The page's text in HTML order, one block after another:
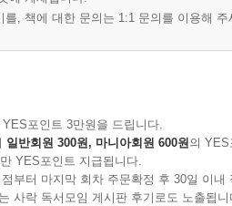
를, 책에 대한 문의는 1:1 문의를 이용해 주
포인트 3만원을 드립니다.
일반회원 300원, 마니아회원 600원의 YES
YES포인트 지급됩니다.
부터 마지막 회차 주문확정 후 30일 이
사락 독서모임 게시판 후기로도 노출됩니